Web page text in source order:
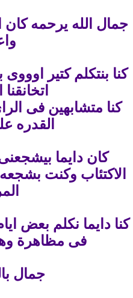
جمال الله يرحمه كان
كنا بنتكلم كتير
كنا متشابهين فى
القدره
كان دايما
الاكتئاب وكنت
كنا دايما نكلم بعض
فى مظاهرة
جمال